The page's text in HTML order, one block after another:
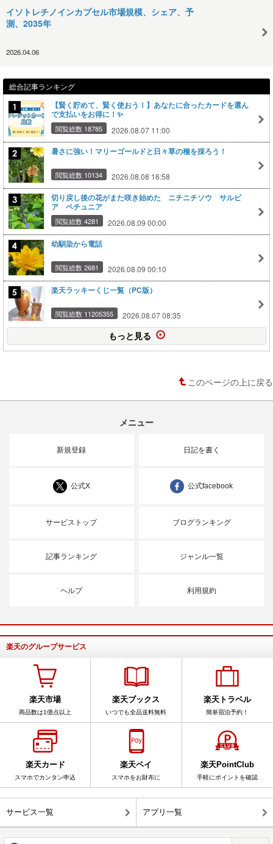
イソトレチノインカプセル市場規模、シェア、予
測、2035年
2026.04.06
総合記事ランキング
【賢く貯めて、賢く使おう！】あなたに合ったカードを選ん
で支払いをお得に！✨
閲覧総数 18785 2026.08.07 11:00
暑さに強い！マリーゴールドと日々草の種を採ろう！
閲覧総数 10134 2026.08.08 16:58
切り戻し後の花がまた咲き始めた ニチニチソウ サルビ
ア ペチュニア
閲覧総数 4281 2026.08.09 00:00
幼馴染から電話
閲覧総数 2681 2026.08.09 00:10
楽天ラッキーくじ一覧（PC版）
閲覧総数 11205355 2026.08.07 08:35
もっと見る
このページの上に戻る
メニュー
新規登録 日記を書く
公式X 公式facebook
サービストップ ブログランキング
記事ランキング ジャンル一覧
ヘルプ 利用規約
楽天のグループサービス
楽天市場
商品数は1億点以上
楽天ブックス
いつでも全品送料無料
楽天トラベル
簡単宿泊予約！
楽天カード
スマホでカンタン申込
楽天ペイ
スマホをお財布に
楽天PointClub
手軽にポイントを確認
サービス一覧 アプリ一覧